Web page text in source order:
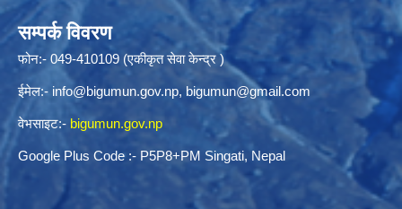
सम्पर्क विवरण
फोन:- 049-410109 (एकीकृत सेवा केन्द्र )
ईमेल:- info@bigumun.gov.np, bigumun@gmail.com
वेभसाइट:- bigumun.gov.np
Google Plus Code :- P5P8+PM Singati, Nepal